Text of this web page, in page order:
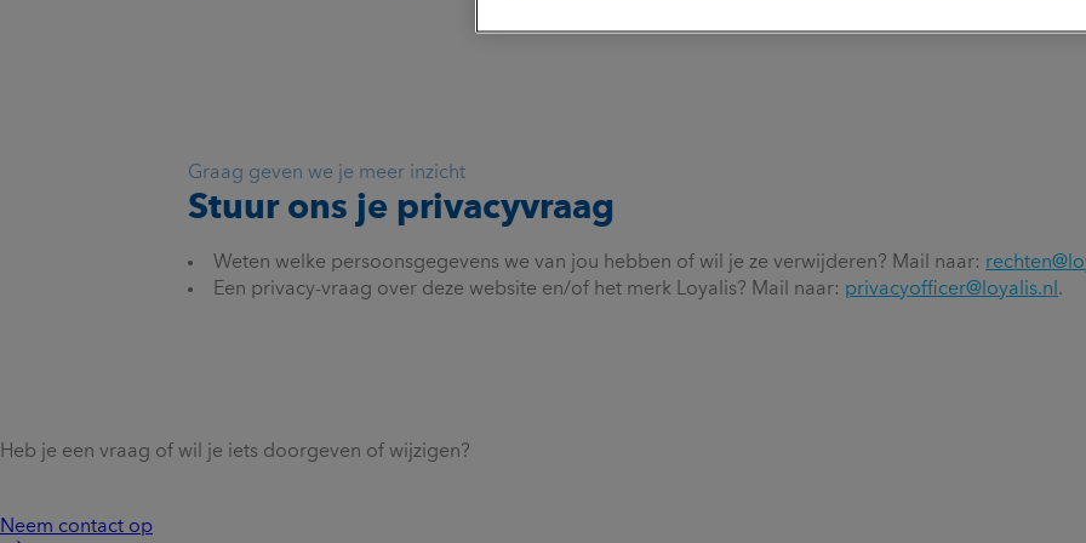
Graag geven we je meer inzicht
Stuur ons je privacyvraag
Weten welke persoonsgegevens we van jou hebben of wil je ze verwijderen? Mail naar:
Een privacy-vraag over deze website en/of het merk Loyalis? Mail naar: privacyofficer@loyalis.nl .
Heb je een vraag of wil je iets doorgeven of wijzigen?
Neem contact op